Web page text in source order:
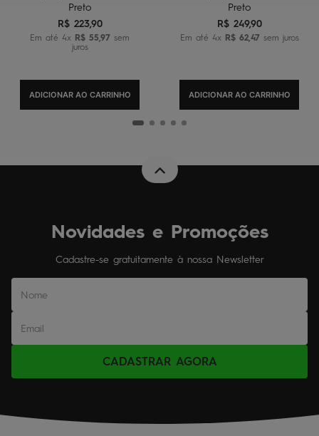
Preto
R$ 223,90
Em até 4x R$ 55,97 sem
juros
ADICIONAR AO CARRINHO
Preto
R$ 249,90
Em até 4x R$ 62,47 sem juros
ADICIONAR AO CARRINHO
Novidades e Promoções
Cadastre-se gratuitamente à nossa Newsletter
CADASTRAR AGORA